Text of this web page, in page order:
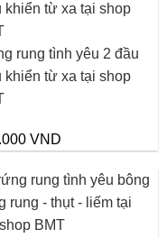
VND.
850.000 VND.
VND.
rung tình yêu 2 đầu
khiển từ xa tại shop
VND